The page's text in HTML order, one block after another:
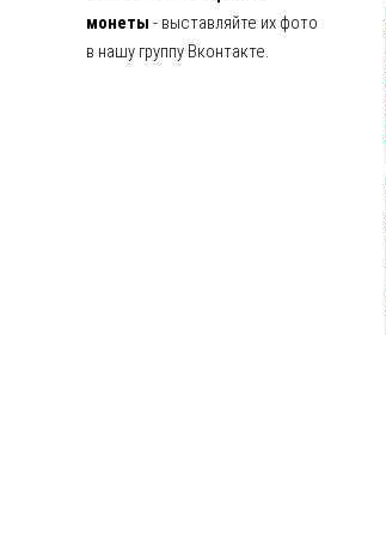
монеты - выставляйте их фото
в нашу группу Вконтакте.